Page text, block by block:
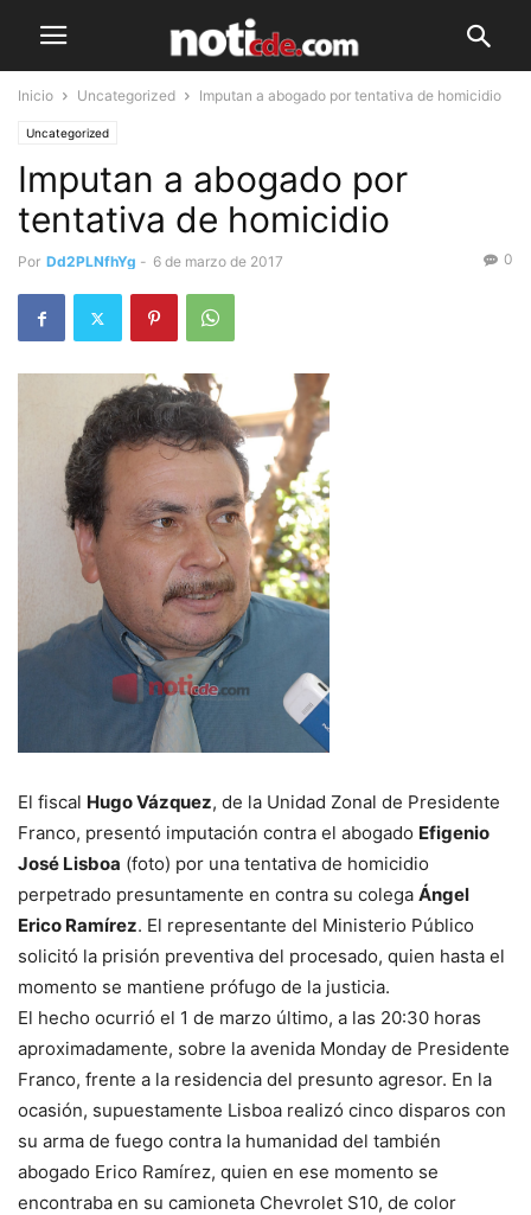
Inicio Uncategorized Imputan a abogado por tentativa de homicidio
Uncategorized
Imputan a abogado por
tentativa de homicidio
Por Dd2PLNfhYg - 6 de marzo de 2017 0
El fiscal Hugo Vázquez, de la Unidad Zonal de Presidente
Franco, presentó imputación contra el abogado Efigenio
José Lisboa (foto) por una tentativa de homicidio
perpetrado presuntamente en contra su colega Ángel
Erico Ramírez. El representante del Ministerio Público
solicitó la prisión preventiva del procesado, quien hasta el
momento se mantiene prófugo de la justicia.
El hecho ocurrió el 1 de marzo último, a las 20:30 horas
aproximadamente, sobre la avenida Monday de Presidente
Franco, frente a la residencia del presunto agresor. En la
ocasión, supuestamente Lisboa realizó cinco disparos con
su arma de fuego contra la humanidad del también
abogado Erico Ramírez, quien en ese momento se
encontraba en su camioneta Chevrolet S10, de color